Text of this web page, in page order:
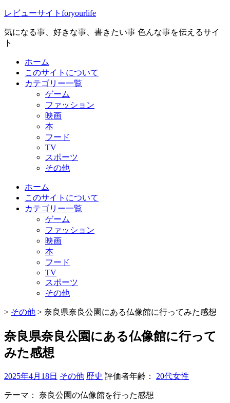
レビューサイトforyourlife
気になる事、好きな事、書きたい事 色んな事を伝えるサイ
ト
ホーム
このサイトについて
カテゴリー一覧
ゲーム
ファッション
映画
本
フード
TV
スポーツ
その他
ホーム
このサイトについて
カテゴリー一覧
ゲーム
ファッション
映画
本
フード
TV
スポーツ
その他
> その他 > 奈良県奈良公園にある仏像館に行ってみた感想
奈良県奈良公園にある仏像館に行って
みた感想
2025年4月18日 その他 歴史 評価者年齢： 20代女性
テーマ： 奈良公園の仏像館を行った感想